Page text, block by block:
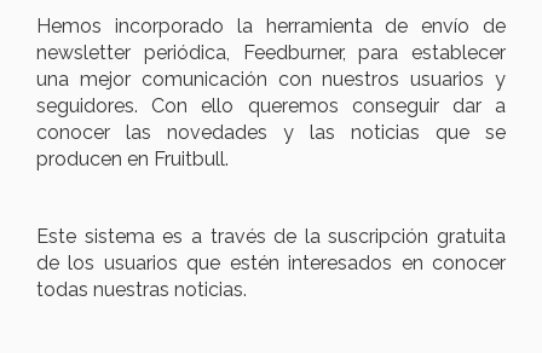
Hemos incorporado la herramienta de envío de
newsletter periódica, Feedburner, para establecer
una mejor comunicación con nuestros usuarios y
seguidores. Con ello queremos conseguir dar a
conocer las novedades y las noticias que se
producen en Fruitbull.
Este sistema es a través de la suscripción gratuita
de los usuarios que estén interesados en conocer
todas nuestras noticias.